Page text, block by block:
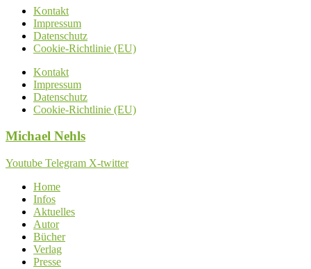
Kontakt
Impressum
Datenschutz
Cookie-Richtlinie (EU)
Kontakt
Impressum
Datenschutz
Cookie-Richtlinie (EU)
Michael Nehls
Youtube Telegram X-twitter
Home
Infos
Aktuelles
Autor
Bücher
Verlag
Presse